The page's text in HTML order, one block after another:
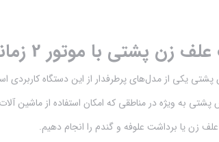
با موتور 2 زمانه و 4 زمانه
یکی از مدل‌های پرطرفدار از این دستگاه
پشتی به ویژه در مناطقی که امکان استفاده از ماشین
علف زن یا برداشت علوفه و گندم را انجام دهیم.